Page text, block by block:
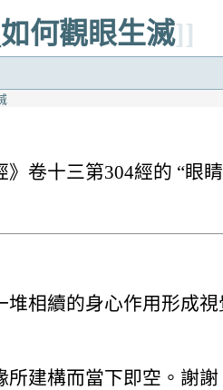
何觀眼生滅]]
》卷十三第304經的 “眼
堆相續的身心作用形成
建構而當下即空。謝謝